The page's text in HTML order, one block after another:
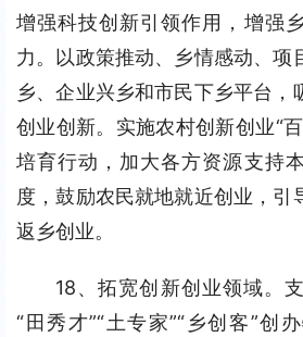
增强科技创新引领作用，增强
力。以政策推动、乡情感动、项
乡、企业兴乡和市民下乡平台，
创业创新。实施农村创新创业“
培育行动，加大各方资源支持
度，鼓励农民就地就近创业，引
返乡创业。
18、拓宽创新创业领域。
“田秀才”“土专家”“乡创客”创